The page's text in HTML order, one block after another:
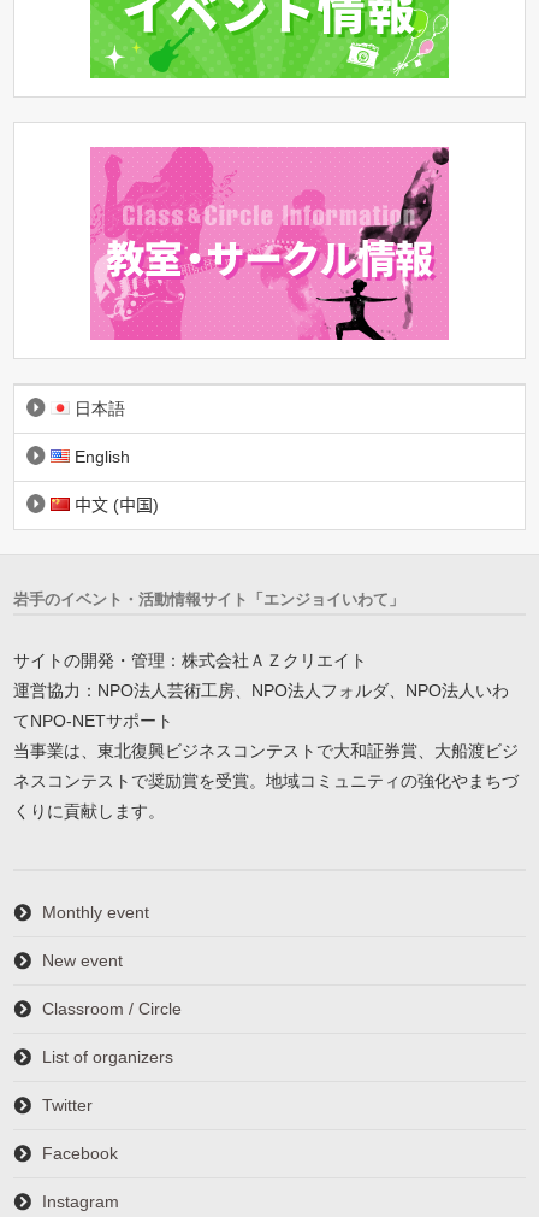
日本語
English
中文 (中国)
岩手のイベント・活動情報サイト「エンジョイいわて」
サイトの開発・管理：株式会社ＡＺクリエイト
運営協力：NPO法人芸術工房、NPO法人フォルダ、NPO法人いわ
てNPO-NETサポート
当事業は、東北復興ビジネスコンテストで大和証券賞、大船渡ビジ
ネスコンテストで奨励賞を受賞。地域コミュニティの強化やまちづ
くりに貢献します。
Monthly event
New event
Classroom / Circle
List of organizers
Twitter
Facebook
Instagram